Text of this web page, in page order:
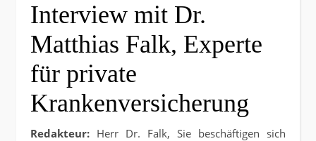
Interview mit Dr.
Matthias Falk, Experte
für private
Krankenversicherung
Redakteur: Herr Dr. Falk, Sie beschäftigen sich